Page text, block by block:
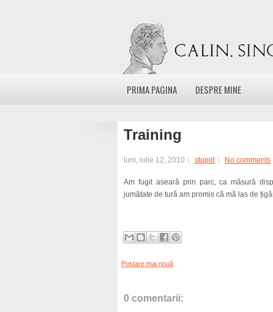
PRIMA PAGINA DESPRE MINE
Training
luni, iulie 12, 2010 stupid No comments
Am fugit aseară prin parc, ca măsură
jumătate de tură am promis că mă las de
Postare mai nouă
0 comentarii: